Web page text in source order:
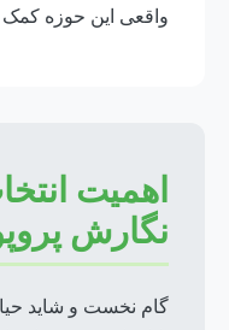
واقعی این حوزه کمک
اهمیت
نگارش
گام نخست و شاید